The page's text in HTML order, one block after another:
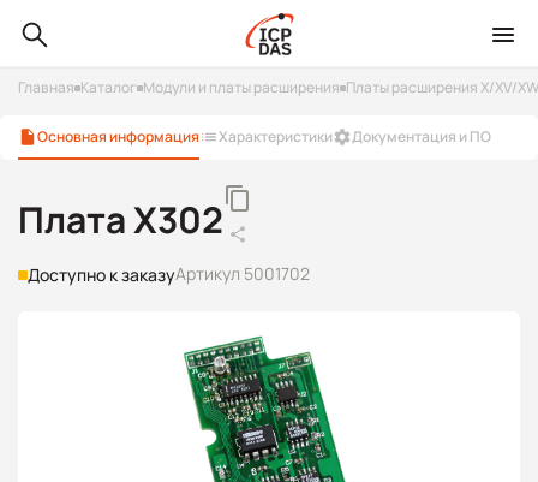
Главная Каталог Модули и платы расширения Платы расширения X/XV/XW
Основная информация Характеристики Документация и ПО
Плата X302
Доступно к заказуАртикул 5001702